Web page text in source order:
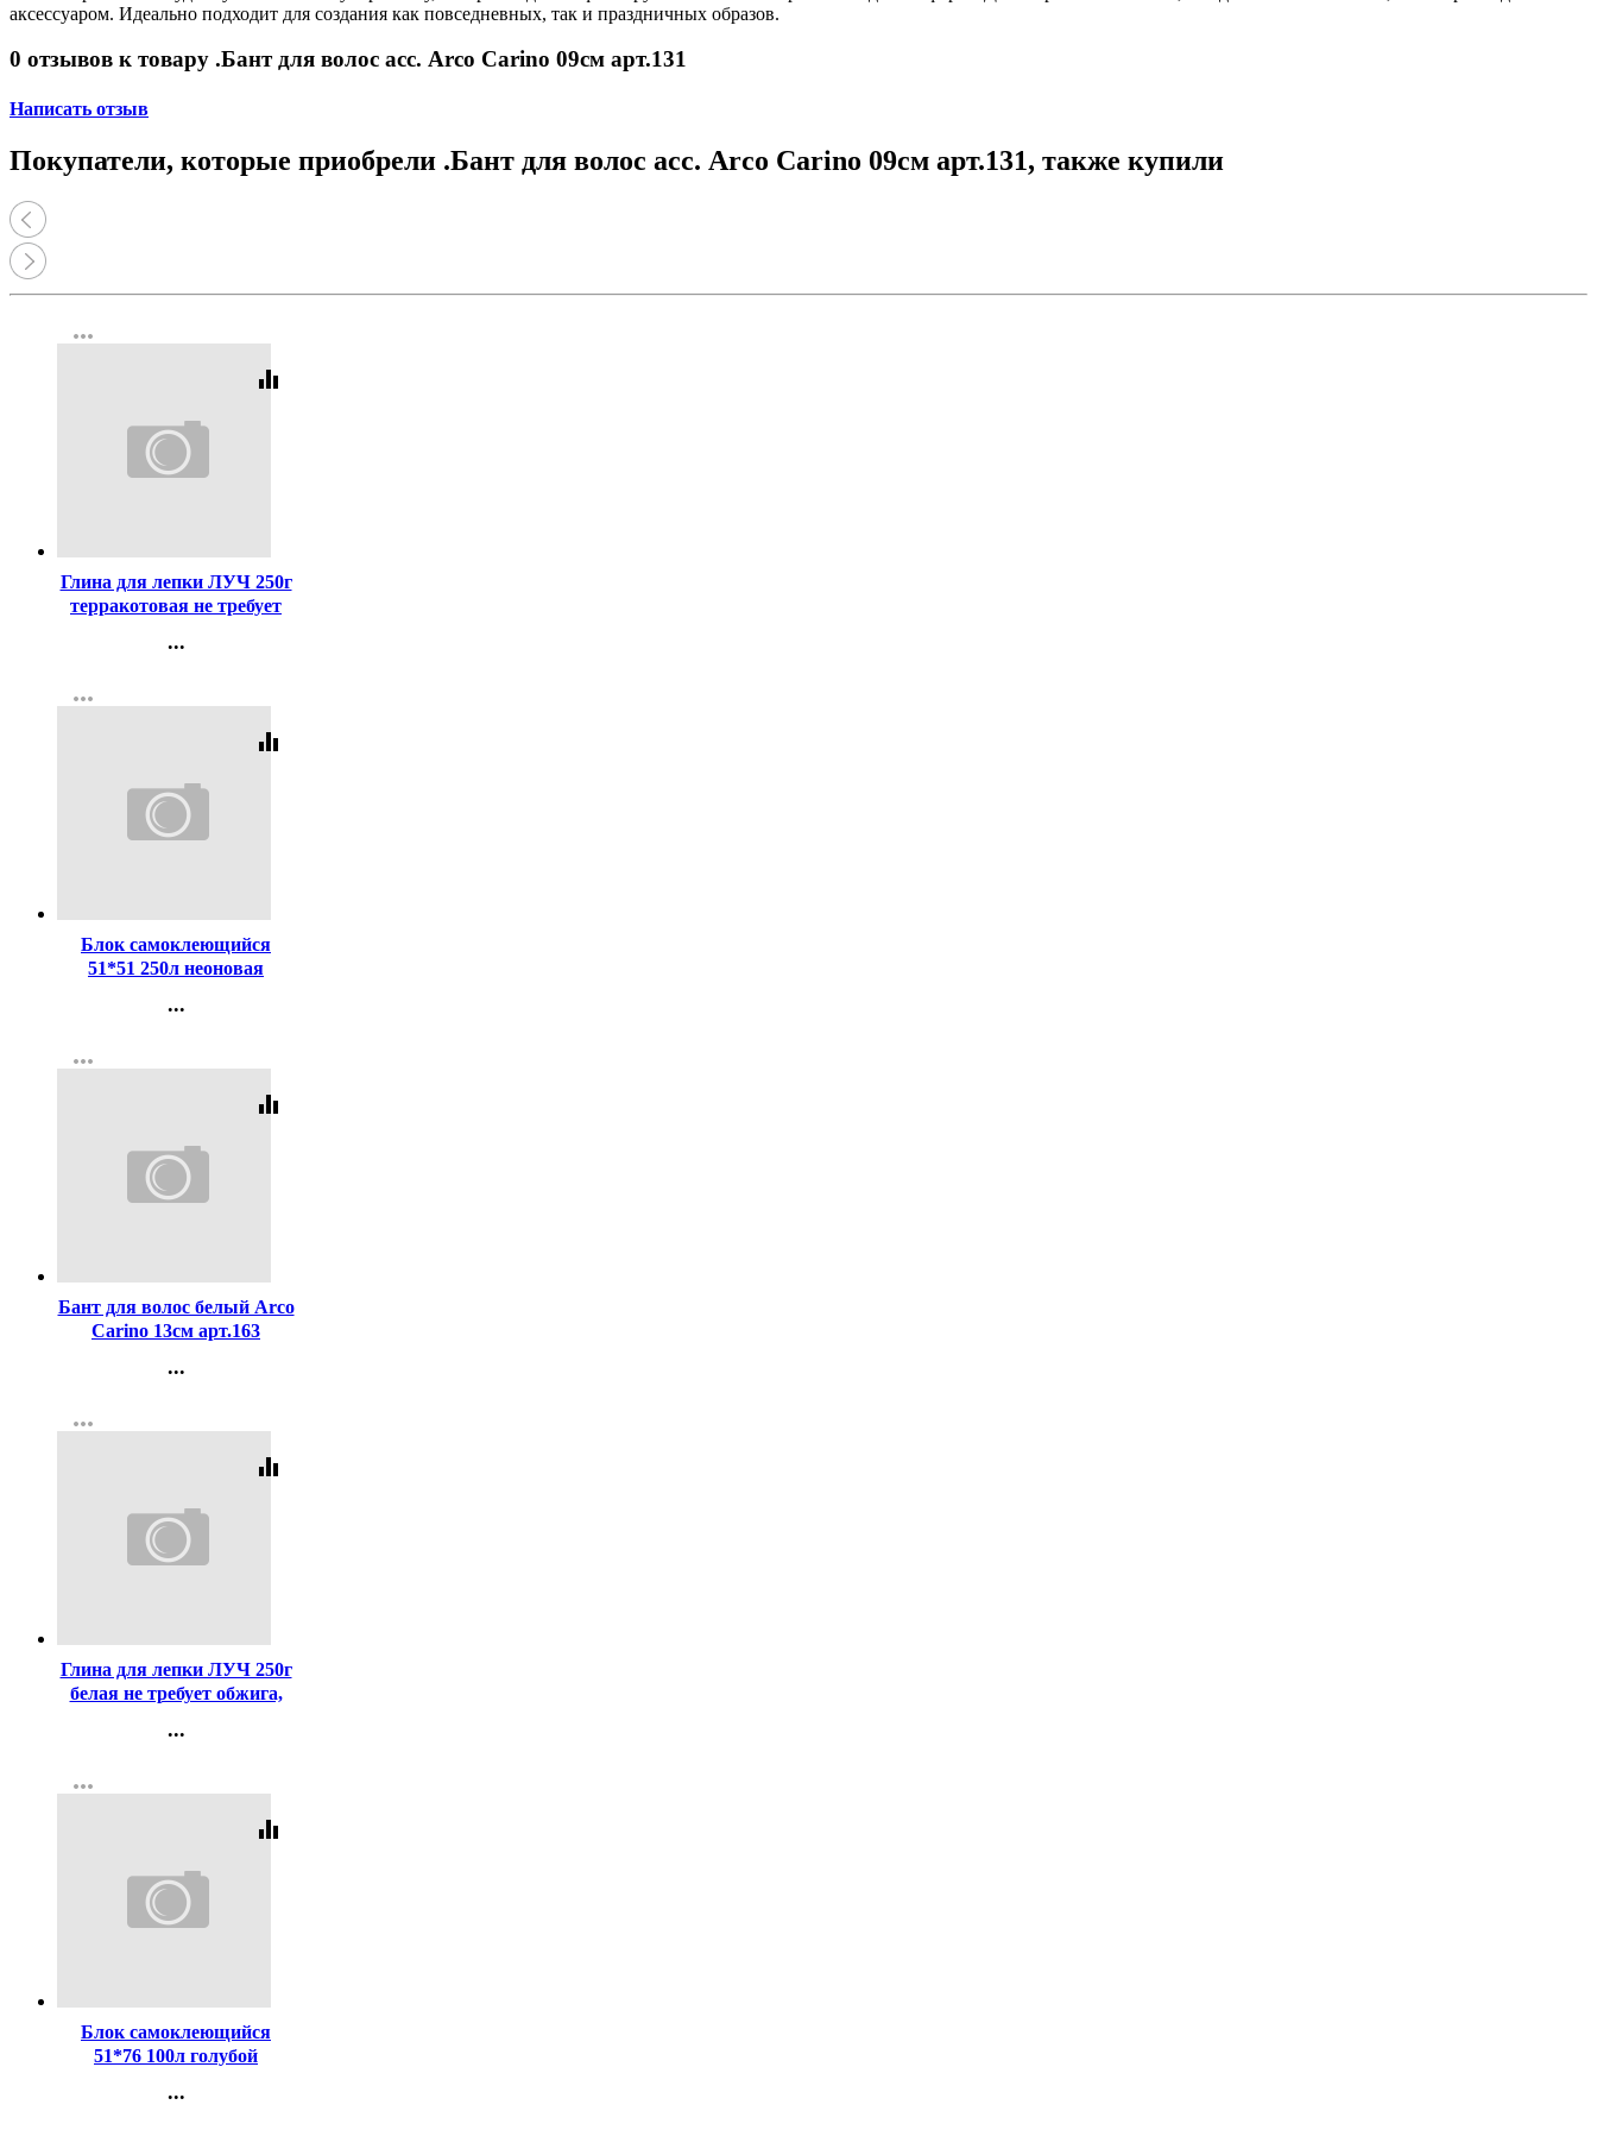
Принтеры, копиры, МФУ
Оборудование банковское
аксессуаром. Идеально подходит для создания как повседневных, так и праздничных образов.
0 отзывов к товару .Бант для волос асс. Arco Carino 09см арт.131
Написать отзыв
Покупатели, которые приобрели .Бант для волос асс. Arco Carino 09см арт.131, также купили
more_horiz
equalizer
Глина для лепки ЛУЧ 250г
терракотовая не требует
воздухе арт.32С 2135-08
...
Регистрация
more_horiz
equalizer
Блок самоклеющийся
51*51 250л неоновая
голубая (deVENTE)
...
Регистрация
more_horiz
equalizer
Бант для волос белый Arco
Carino 13см арт.163
...
Регистрация
more_horiz
equalizer
Глина для лепки ЛУЧ 250г
белая не требует обжига,
арт.32С 2133-08
...
Регистрация
more_horiz
equalizer
Блок самоклеющийся
51*76 100л голубой
...